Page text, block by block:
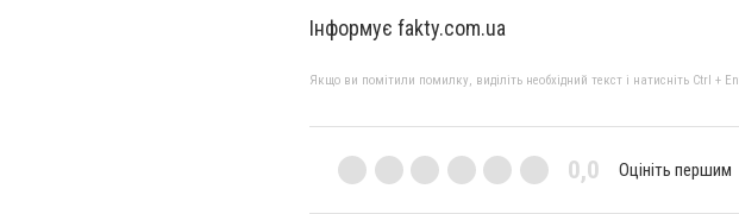
Інформує fakty.com.ua
Якщо ви помітили помилку, виділіть необхідний текст і натисніть Ctrl +
0,0 Оцініть першим